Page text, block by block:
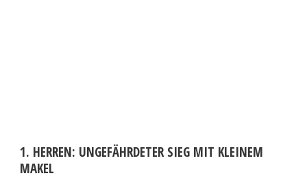
1. HERREN: UNGEFÄHRDETER SIEG MIT KLEINEM
MAKEL